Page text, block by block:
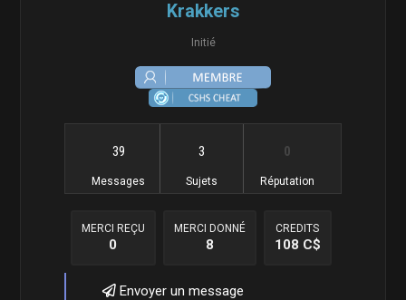
Krakkers
Initié
39
Messages
3
Sujets
0
Réputation
MERCI REÇU
0
MERCI DONNÉ
8
CREDITS
108 C$
Envoyer un message